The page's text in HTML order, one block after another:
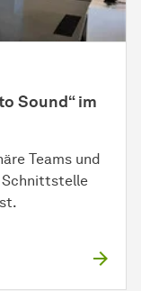
Sound“ im
Teams und